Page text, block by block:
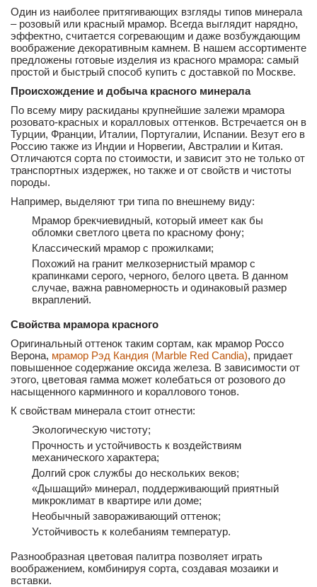
Один из наиболее притягивающих взгляды типов минерала
– розовый или красный мрамор. Всегда выглядит нарядно,
эффектно, считается согревающим и даже возбуждающим
воображение декоративным камнем. В нашем ассортименте
предложены готовые изделия из красного мрамора: самый
простой и быстрый способ купить с доставкой по Москве.
Происхождение и добыча красного минерала
По всему миру раскиданы крупнейшие залежи мрамора
розовато-красных и коралловых оттенков. Встречается он в
Турции, Франции, Италии, Португалии, Испании. Везут его в
Россию также из Индии и Норвегии, Австралии и Китая.
Отличаются сорта по стоимости, и зависит это не только от
транспортных издержек, но также и от свойств и чистоты
породы.
Например, выделяют три типа по внешнему виду:
Мрамор брекчиевидный, который имеет как бы
обломки светлого цвета по красному фону;
Классический мрамор с прожилками;
Похожий на гранит мелкозернистый мрамор с
крапинками серого, черного, белого цвета. В данном
случае, важна равномерность и одинаковый размер
вкраплений.
Свойства мрамора красного
Оригинальный оттенок таким сортам, как мрамор Россо
Верона, мрамор Рэд Кандия (Marble Red Candia), придает
повышенное содержание оксида железа. В зависимости от
этого, цветовая гамма может колебаться от розового до
насыщенного карминного и кораллового тонов.
К свойствам минерала стоит отнести:
Экологическую чистоту;
Прочность и устойчивость к воздействиям
механического характера;
Долгий срок службы до нескольких веков;
«Дышащий» минерал, поддерживающий приятный
микроклимат в квартире или доме;
Необычный завораживающий оттенок;
Устойчивость к колебаниям температур.
Разнообразная цветовая палитра позволяет играть
воображением, комбинируя сорта, создавая мозаики и
вставки.